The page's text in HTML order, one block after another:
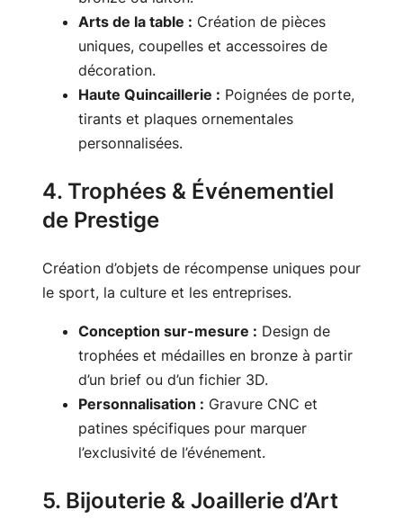
Arts de la table : Création de pièces
uniques, coupelles et accessoires de
décoration.
Haute Quincaillerie : Poignées de porte,
tirants et plaques ornementales
personnalisées.
4. Trophées & Événementiel
de Prestige
Création d’objets de récompense uniques pour
le sport, la culture et les entreprises.
Conception sur-mesure : Design de
trophées et médailles en bronze à partir
d’un brief ou d’un fichier 3D.
Personnalisation : Gravure CNC et
patines spécifiques pour marquer
l’exclusivité de l’événement.
5. Bijouterie & Joaillerie d’Art